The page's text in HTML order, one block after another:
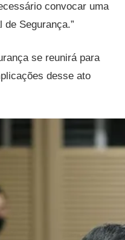
convocar uma
de Segurança.”
se reunirá para
desse ato